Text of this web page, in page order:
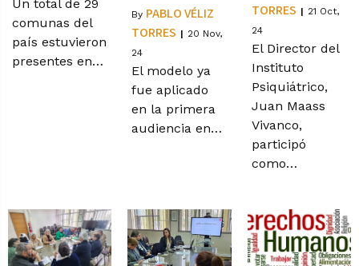
Un total de 29
comunas del
país estuvieron
presentes en…
By PABLO VÉLIZ
TORRES | 20 Nov,
24
El modelo ya
fue aplicado
en la primera
audiencia en…
TORRES | 21 Oct,
24
El Director del
Instituto
Psiquiátrico,
Juan Maass
Vivanco,
participó
como…